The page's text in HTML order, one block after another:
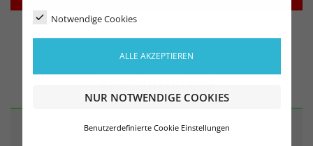
Notwendige Cookies
ALLE AKZEPTIEREN
NUR NOTWENDIGE COOKIES
Benutzerdefinierte Cookie Einstellungen
ARTIKELDETAILS